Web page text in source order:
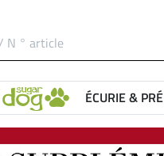
ÉCURIE & PRÉ